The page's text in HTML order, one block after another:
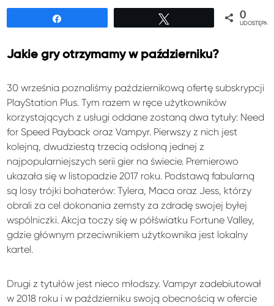
0
Jakie gry otrzymamy w październiku?
30 września poznaliśmy październikową ofertę subskrypcji
PlayStation Plus. Tym razem w ręce użytkowników
korzystających z usługi oddane zostaną dwa tytuły: Need
for Speed Payback oraz Vampyr. Pierwszy z nich jest
kolejną, dwudziestą trzecią odsłoną jednej z
najpopularniejszych serii gier na świecie. Premierowo
ukazała się w listopadzie 2017 roku. Podstawą fabularną
są losy trójki bohaterów: Tylera, Maca oraz Jess, którzy
obrali za cel dokonania zemsty za zdradę swojej byłej
wspólniczki. Akcja toczy się w półświatku Fortune Valley,
gdzie głównym przeciwnikiem użytkownika jest lokalny
kartel.
Drugi z tytułów jest nieco młodszy. Vampyr zadebiutował
w 2018 roku i w październiku swoją obecnością w ofercie